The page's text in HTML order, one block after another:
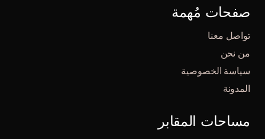
صفحات مُهمة
تواصل معنا
من نحن
سياسة الخصوصية
المدونة
مساحات المقابر